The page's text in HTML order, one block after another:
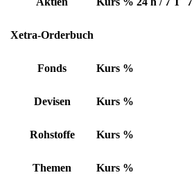
Xetra-Orderbuch
Fonds Kurs %
Devisen Kurs %
Rohstoffe Kurs %
Themen Kurs %